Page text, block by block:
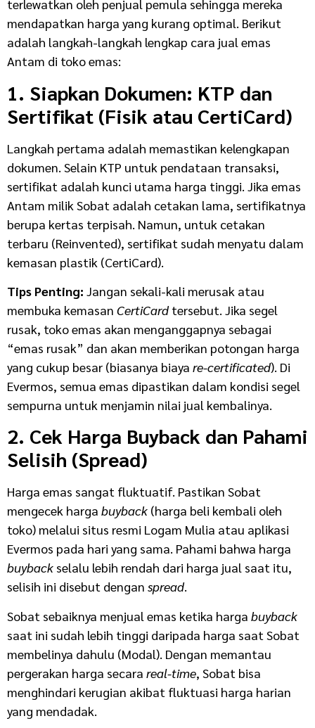
terlewatkan oleh penjual pemula sehingga mereka
mendapatkan harga yang kurang optimal. Berikut
adalah langkah-langkah lengkap cara jual emas
Antam di toko emas:
1. Siapkan Dokumen: KTP dan
Sertifikat (Fisik atau CertiCard)
Langkah pertama adalah memastikan kelengkapan
dokumen. Selain KTP untuk pendataan transaksi,
sertifikat adalah kunci utama harga tinggi. Jika emas
Antam milik Sobat adalah cetakan lama, sertifikatnya
berupa kertas terpisah. Namun, untuk cetakan
terbaru (Reinvented), sertifikat sudah menyatu dalam
kemasan plastik (CertiCard).
Tips Penting: Jangan sekali-kali merusak atau
membuka kemasan CertiCardtersebut. Jika segel
rusak, toko emas akan menganggapnya sebagai
“emas rusak” dan akan memberikan potongan harga
yang cukup besar (biasanya biaya re-certificated). Di
Evermos, semua emas dipastikan dalam kondisi segel
sempurna untuk menjamin nilai jual kembalinya.
2. Cek Harga Buyback dan Pahami
Selisih (Spread)
Harga emas sangat fluktuatif. Pastikan Sobat
mengecek harga buyback (harga beli kembali oleh
toko) melalui situs resmi Logam Mulia atau aplikasi
Evermos pada hari yang sama. Pahami bahwa harga
buyback selalu lebih rendah dari harga jual saat itu,
selisih ini disebut dengan spread.
Sobat sebaiknya menjual emas ketika harga buyback
saat ini sudah lebih tinggi daripada harga saat Sobat
membelinya dahulu (Modal). Dengan memantau
pergerakan harga secara real-time, Sobat bisa
menghindari kerugian akibat fluktuasi harga harian
yang mendadak.